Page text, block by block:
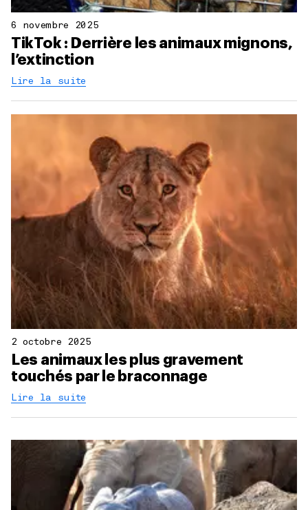
6 novembre 2025
TikTok : Derrière les animaux mignons,
l’extinction
Lire la suite
2 octobre 2025
Les animaux les plus gravement
touchés par le braconnage
Lire la suite